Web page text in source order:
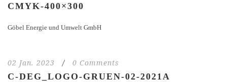
CMYK-400×300
Göbel Energie und Umwelt GmbH
02 Jan. 2023 / 0 Comments
C-DEG_LOGO-GRUEN-02-2021A